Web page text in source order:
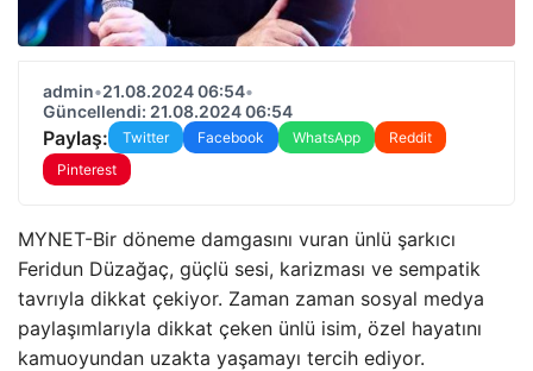
admin•21.08.2024 06:54•
Güncellendi: 21.08.2024 06:54
Paylaş: Twitter Facebook WhatsApp
Reddit
Pinterest
MYNET-Bir döneme damgasını vuran ünlü şarkıcı
Feridun Düzağaç, güçlü sesi, karizması ve sempatik
tavrıyla dikkat çekiyor. Zaman zaman sosyal medya
paylaşımlarıyla dikkat çeken ünlü isim, özel hayatını
kamuoyundan uzakta yaşamayı tercih ediyor.